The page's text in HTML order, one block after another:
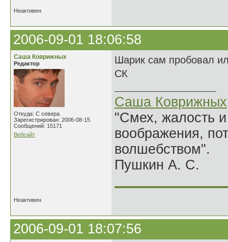
Неактивен
2006-09-01 18:06:58
Саша Коврижных
Редактор
Откуда: С севера.
Зарегистрирован: 2006-08-15
Сообщений: 15171
Вебсайт
Шарик сам пробовал
СК
Саша Коврижных
"Смех, жалость
воображения,
волшебством".
Пушкин А. С.
Неактивен
2006-09-01 18:07:56